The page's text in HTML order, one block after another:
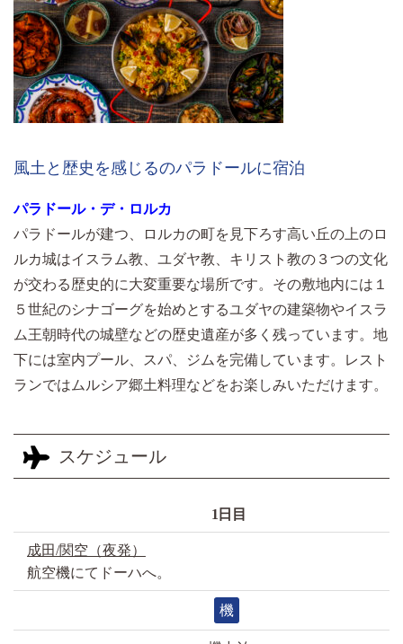
風土と歴史を感じるのパラドールに宿泊
パラドール・デ・ロルカ
パラドールが建つ、ロルカの町を見下ろす高い丘の上のロ
ルカ城はイスラム教、ユダヤ教、キリスト教の３つの文化
が交わる歴史的に大変重要な場所です。その敷地内には１
５世紀のシナゴーグを始めとするユダヤの建築物やイスラ
ム王朝時代の城壁などの歴史遺産が多く残っています。地
下には室内プール、スパ、ジムを完備しています。レスト
ランではムルシア郷土料理などをお楽しみいただけます。
スケジュール
1日目
成田/関空（夜発）
航空機にてドーハへ。
機